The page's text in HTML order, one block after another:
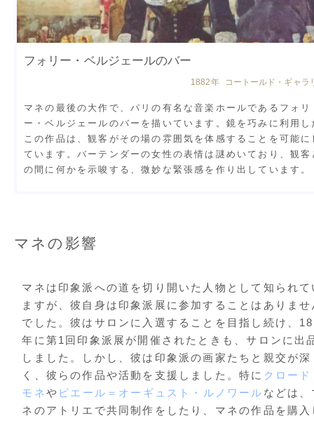
フォリー・ベルジェールのバー
1882年 コートールド・ギャラ
マネの最後の大作で、パリの有名な音楽ホールであるフォリ
ー・ベルジェールのバーを描いています。鏡を巧みに利用し
この作品は、観客がその場の雰囲気を体感することを可能に
ています。バーテンダーの女性の表情は謎めいており、観客
の間に何かを示唆する、微妙な緊張感を作り出しています。
マネの影響
マネは印象派への道を切り開いた人物として知られて
ますが、彼自身は印象派展に参加することはありませ
でした。彼はサロンに入選することを目指し続け、
年に第1回印象派展が開催されたときも、サロンに出
しました。しかし、彼は印象派の画家たちと親交が深
く、彼らの作品や活動を支援しました。特に クロード
モネや ピエール＝オーギュスト・ルノワール などは、
ネのアトリエで共同制作をしたり、マネの作品を購入